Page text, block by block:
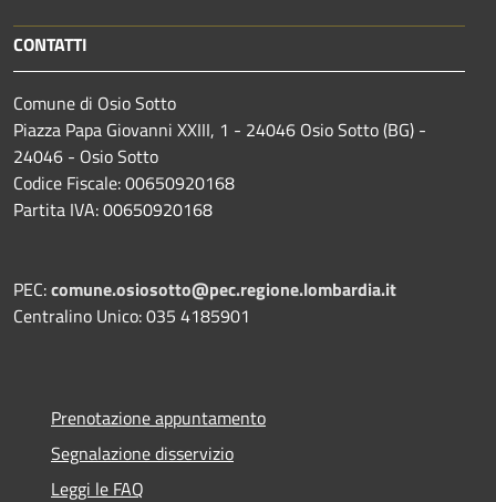
CONTATTI
Comune di Osio Sotto
Piazza Papa Giovanni XXIII, 1 - 24046 Osio Sotto (BG) -
24046 - Osio Sotto
Codice Fiscale: 00650920168
Partita IVA: 00650920168
PEC:comune.osiosotto@pec.regione.lombardia.it
Centralino Unico: 035 4185901
Prenotazione appuntamento
Segnalazione disservizio
Leggi le FAQ